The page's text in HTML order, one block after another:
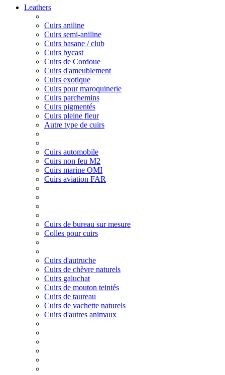
Leathers
Cuirs aniline
Cuirs semi-aniline
Cuirs basane / club
Cuirs bycast
Cuirs de Cordoue
Cuirs d'ameublement
Cuirs exotique
Cuirs pour maroquinerie
Cuirs parchemins
Cuirs pigmentés
Cuirs pleine fleur
Autre type de cuirs
Cuirs automobile
Cuirs non feu M2
Cuirs marine OMI
Cuirs aviation FAR
Cuirs de bureau sur mesure
Colles pour cuirs
Cuirs d'autruche
Cuirs de chèvre naturels
Cuirs galuchat
Cuirs de mouton teintés
Cuirs de taureau
Cuirs de vachette naturels
Cuirs d'autres animaux